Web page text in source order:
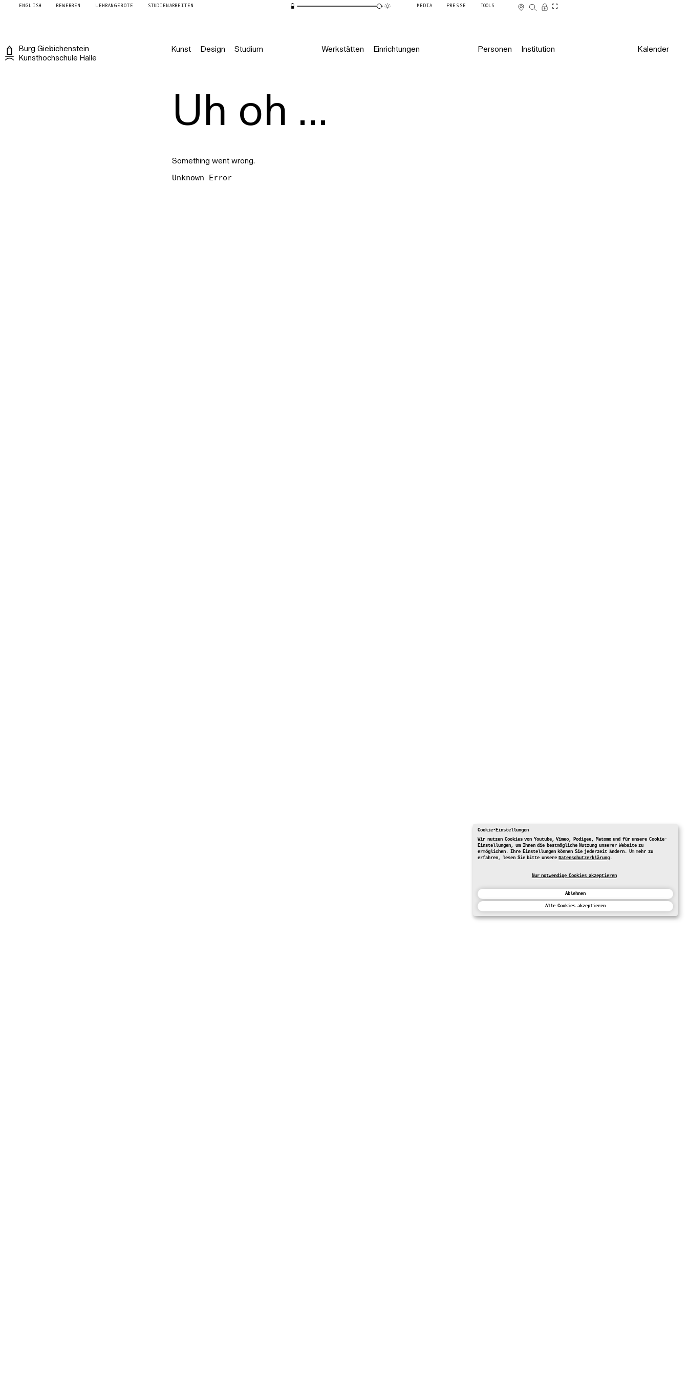
Cookie-Einstellungen
Wir nutzen Cookies von Youtube, Vimeo, Podigee, Matomo und für unsere Cookie-
Einstellungen, um Ihnen die bestmögliche Nutzung unserer Website zu
ermöglichen. Ihre Einstellungen können Sie jederzeit ändern. Um mehr zu
erfahren, lesen Sie bitte unsereDatenschutzerklärung.
Nur notwendige Cookies akzeptieren
Ablehnen
Alle Cookies akzeptieren
ENGLISH BEWERBEN LEHRANGEBOTE STUDIENARBEITEN MEDIA PRESSE TOOLS
Burg Giebichenstein
Kunsthochschule Halle
Kunst Design Studium Werkstätten Einrichtungen Personen Institution Kalender
Uh oh ...
Something went wrong.
Unknown Error